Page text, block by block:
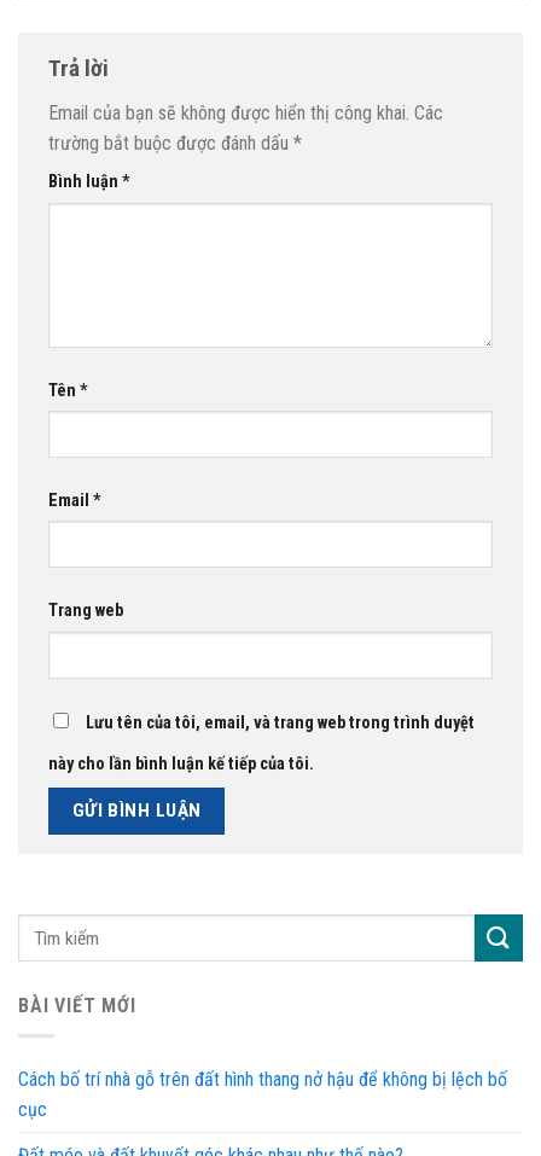
Trả lời
Email của bạn sẽ không được hiển thị công khai. Các
trường bắt buộc được đánh dấu *
Bình luận *
Tên *
Email *
Trang web
Lưu tên của tôi, email, và trang web trong trình duyệt
này cho lần bình luận kế tiếp của tôi.
BÀI VIẾT MỚI
Cách bố trí nhà gỗ trên đất hình thang nở hậu để không bị lệch bố
cục